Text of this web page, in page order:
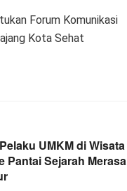
Forum Komunikasi
Kota Sehat
UMKM di Wisata
Pantai Sejarah Merasa